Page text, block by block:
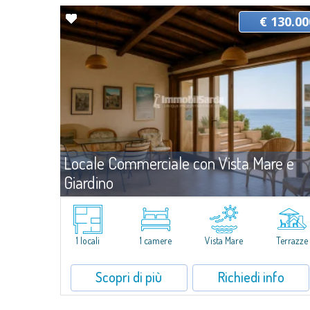
Locale Commerciale con Vista Mare e
Giardino
Baia Santa Reparata
Proponiamo in vendita un piccolo ufficio situato a Baia Santa
Reparata, in posizione comoda e a circa 3 km da Santa Teresa
Gallura. Si tratta di uno spazio funzionale, ideale per chi desidera
€
1 locali 1 camere Vista Mare Terrazze
Scopri di più Richiedi info